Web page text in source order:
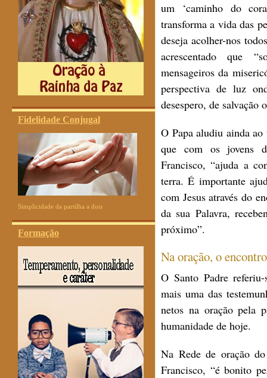
Fidelidade Conjugal
Simplicidade da partilha a dois
Formação
um ‘caminho do
transforma a vida das
deseja acolher-nos
acrescentado que
mensageiros da
perspectiva de luz
desespero, de salvação
O Papa aludiu ainda
que com os jovens
Francisco, “ajuda a
terra. É importante
com Jesus através do
da sua Palavra,
próximo”.
Na oração, o
O Santo Padre
mais uma das
netos na oração pela
humanidade de hoje.
Na Rede de oração
Francisco, “é bonito